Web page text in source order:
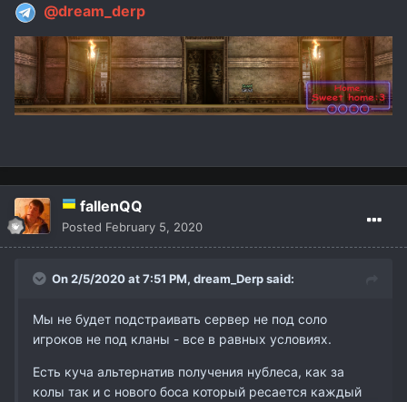
@dream_derp
fallenQQ
Posted February 5, 2020
On 2/5/2020 at 7:51 PM, dream_Derpsaid:
Мы не будет подстраивать сервер не под соло
игроков не под кланы - все в равных условиях.
Есть куча альтернатив получения нублеса, как за
колы так и с нового боса который ресается каждый